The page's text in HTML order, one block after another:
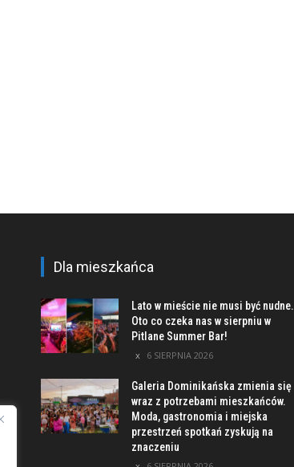
Dla mieszkańca
Lato w mieście nie musi być nudne.
Oto co czeka nas w sierpniu w
Pitlane Summer Bar!
6 SIERPNIA 2026
Galeria Dominikańska zmienia się
wraz z potrzebami mieszkańców.
Moda, gastronomia i miejska
przestrzeń spotkań zyskują na
znaczeniu